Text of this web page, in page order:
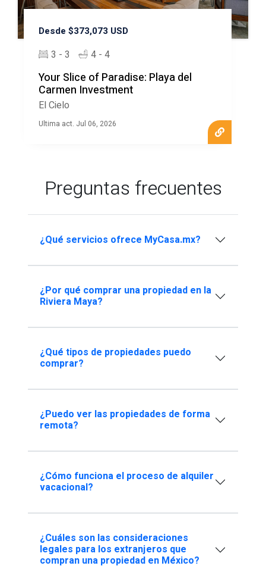
Desde $373,073 USD
3 - 3 4 - 4
Your Slice of Paradise: Playa del
Carmen Investment
El Cielo
Ultima act. Jul 06, 2026
Preguntas frecuentes
¿Qué servicios ofrece MyCasa.mx?
¿Por qué comprar una propiedad en la
Riviera Maya?
¿Qué tipos de propiedades puedo
comprar?
¿Puedo ver las propiedades de forma
remota?
¿Cómo funciona el proceso de alquiler
vacacional?
¿Cuáles son las consideraciones
legales para los extranjeros que
compran una propiedad en México?